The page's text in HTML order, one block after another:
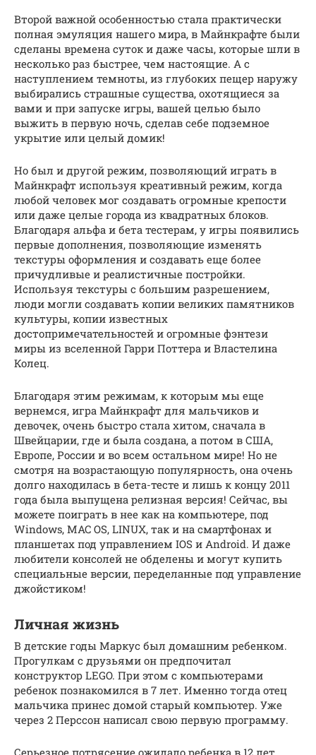
Второй важной особенностью стала практически
полная эмуляция нашего мира, в Майнкрафте были
сделаны времена суток и даже часы, которые шли в
несколько раз быстрее, чем настоящие. А с
наступлением темноты, из глубоких пещер наружу
выбирались страшные существа, охотящиеся за
вами и при запуске игры, вашей целью было
выжить в первую ночь, сделав себе подземное
укрытие или целый домик!
Но был и другой режим, позволяющий играть в
Майнкрафт используя креативный режим, когда
любой человек мог создавать огромные крепости
или даже целые города из квадратных блоков.
Благодаря альфа и бета тестерам, у игры появились
первые дополнения, позволяющие изменять
текстуры оформления и создавать еще более
причудливые и реалистичные постройки.
Используя текстуры с большим разрешением,
люди могли создавать копии великих памятников
культуры, копии известных
достопримечательностей и огромные фэнтези
миры из вселенной Гарри Поттера и Властелина
Колец.
Благодаря этим режимам, к которым мы еще
вернемся, игра Майнкрафт для мальчиков и
девочек, очень быстро стала хитом, сначала в
Швейцарии, где и была создана, а потом в США,
Европе, России и во всем остальном мире! Но не
смотря на возрастающую популярность, она очень
долго находилась в бета-тесте и лишь к концу 2011
года была выпущена релизная версия! Сейчас, вы
можете поиграть в нее как на компьютере, под
Windows, MAC OS, LINUX, так и на смартфонах и
планшетах под управлением IOS и Android. И даже
любители консолей не обделены и могут купить
специальные версии, переделанные под управление
джойстиком!
Личная жизнь
В детские годы Маркус был домашним ребенком.
Прогулкам с друзьями он предпочитал
конструктор LEGO. При этом с компьютерами
ребенок познакомился в 7 лет. Именно тогда отец
мальчика принес домой старый компьютер. Уже
через 2 Перссон написал свою первую программу.
Серьезное потрясение ожидало ребенка в 12 лет.